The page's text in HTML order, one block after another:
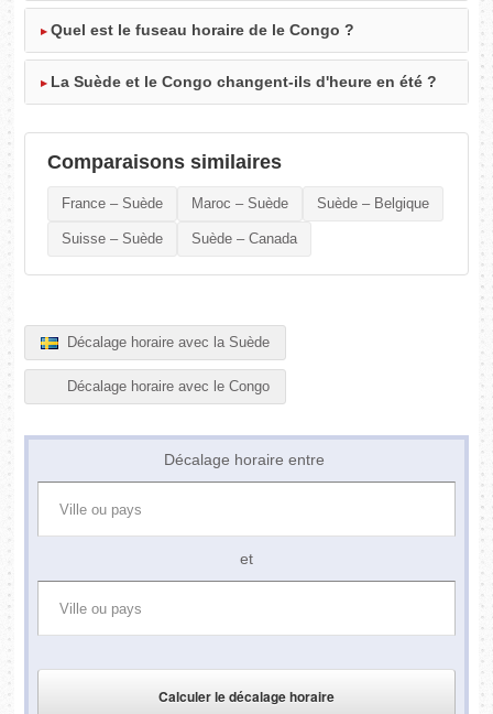
Quel est le fuseau horaire de le Congo ?
La Suède et le Congo changent-ils d'heure en été ?
Comparaisons similaires
France – Suède Maroc – Suède Suède – Belgique
Suisse – Suède Suède – Canada
Décalage horaire avec la Suède
Décalage horaire avec le Congo
Décalage horaire entre
et